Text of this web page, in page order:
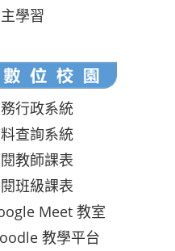
學習
行政系統
查詢系統
教師課表
班級課表
Meet 教室
教學平台